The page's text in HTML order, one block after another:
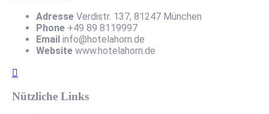
Adresse Verdistr. 137, 81247 München
Phone +49 89 8119997
Email info@hotelahorn.de
Website www.hotelahorn.de
Nützliche Links